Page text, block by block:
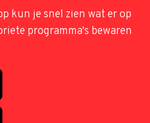
kun je snel zien wat er op
programma's bewaren